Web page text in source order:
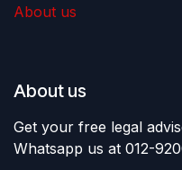
About us
About us
Get your free legal
Whatsapp us at 012-